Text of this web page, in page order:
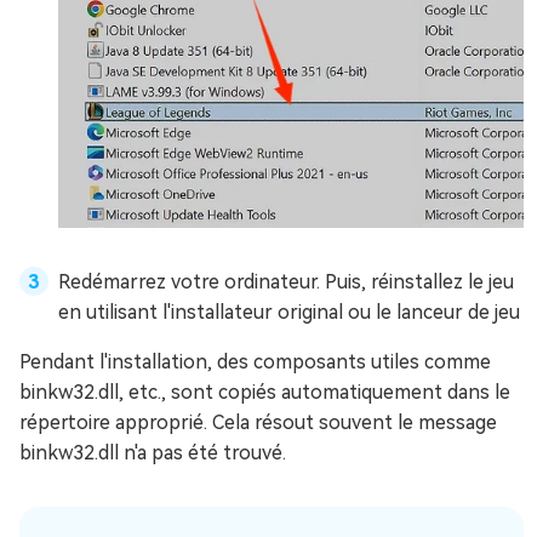
Redémarrez votre ordinateur. Puis, réinstallez le jeu
en utilisant l'installateur original ou le lanceur de jeu
Pendant l'installation, des composants utiles comme
binkw32.dll, etc., sont copiés automatiquement dans le
répertoire approprié. Cela résout souvent le message
binkw32.dll n'a pas été trouvé.